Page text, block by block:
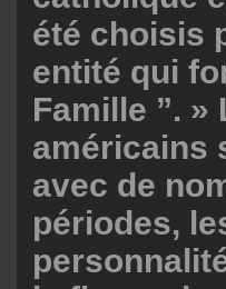
été choisis
entité qui
Famille ”.
américains
avec de
périodes,